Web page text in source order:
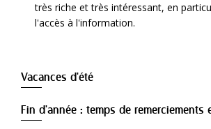
très riche et très intéressant, en
l'accès à l'information.
Vacances d'été
Fin d'année : temps de remerciements